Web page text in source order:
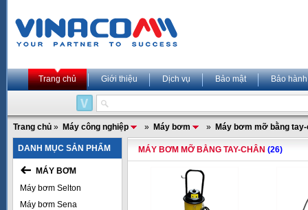
Trang chủ Giới thiệu Dịch vụ Bảo mật Bảo hành
Trang chủ » Máy công nghiệp » Máy bơm » Máy bơm mỡ bằng
DANH MỤC SẢN PHẨM
MÁY BƠM
Máy bơm Selton
Máy bơm Sena
MÁY BƠM MỠ BẰNG TAY-CHÂN (26)